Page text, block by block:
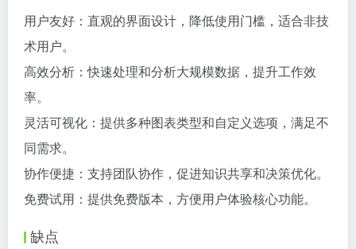
用户友好：直观的界面设计，降低使用门槛，适合非技
术用户。
高效分析：快速处理和分析大规模数据，提升工作效
率。
灵活可视化：提供多种图表类型和自定义选项，满足不
同需求。
协作便捷：支持团队协作，促进知识共享和决策优化。
免费试用：提供免费版本，方便用户体验核心功能。
缺点